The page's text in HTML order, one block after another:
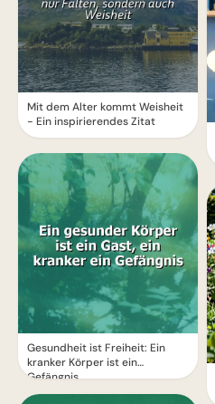
Mit dem Alter kommt Weisheit
- Ein inspirierendes Zitat
Gesundheit ist Freiheit: Ein
kranker Körper ist ein
Gefängnis